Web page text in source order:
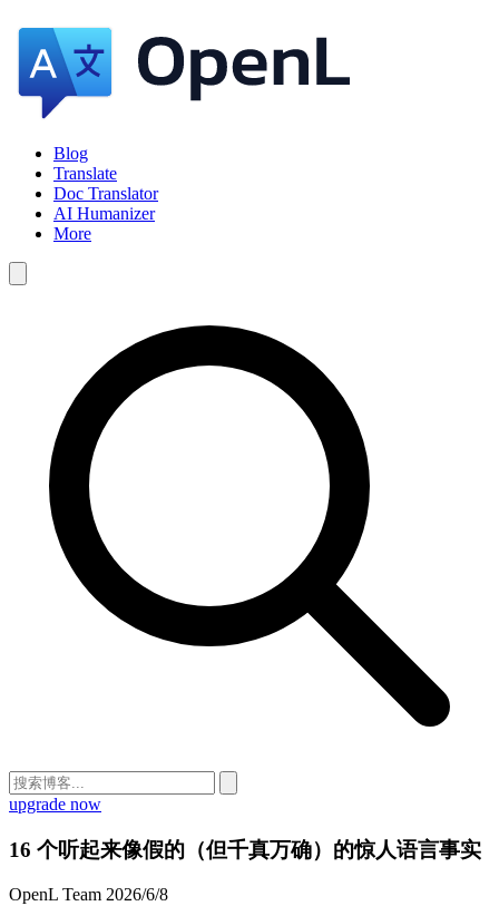
Blog
Translate
Doc Translator
AI Humanizer
More
upgrade now
16 个听起来像假的（但千真万确）的惊人语言事实
OpenL Team 2026/6/8